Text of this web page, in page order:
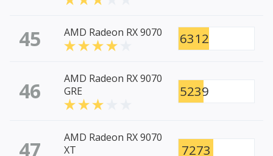
45 AMD Radeon RX 9070 6312
46
AMD Radeon RX 9070
GRE
5239
47
AMD Radeon RX 9070
XT
7273